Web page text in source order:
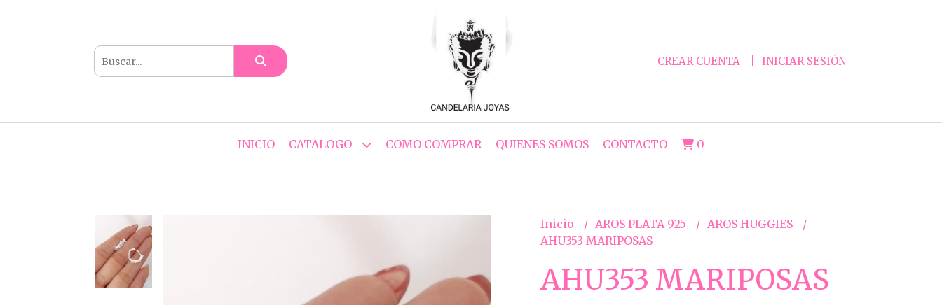
CREAR CUENTA INICIAR SESIÓN
INICIO CATALOGO COMO COMPRAR QUIENES SOMOS CONTACTO 0
Inicio AROS PLATA 925
AROS HUGGIES
AHU353 MARIPOSAS
AHU353 MARIPOSAS